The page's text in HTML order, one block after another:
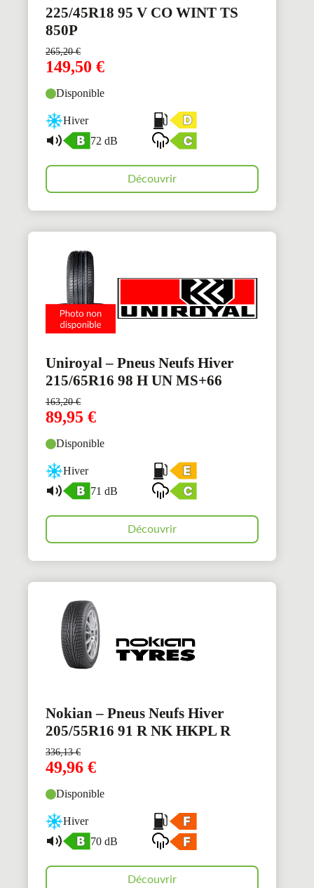
225/45R18 95 V CO WINT TS
850P
265,20€
149,50 €
Disponible
Hiver
72 dB
Découvrir
Uniroyal – Pneus Neufs Hiver
215/65R16 98 H UN MS+66
163,20€
89,95 €
Disponible
Hiver
71 dB
Découvrir
Nokian – Pneus Neufs Hiver
205/55R16 91 R NK HKPL R
336,13€
49,96 €
Disponible
Hiver
70 dB
Découvrir